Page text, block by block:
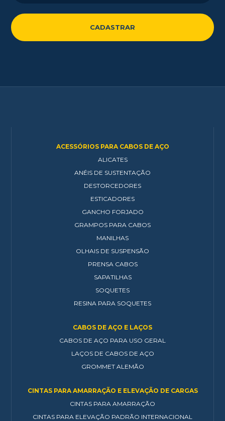
ACESSÓRIOS PARA CABOS DE AÇO
ALICATES
ANÉIS DE SUSTENTAÇÃO
DESTORCEDORES
ESTICADORES
GANCHO FORJADO
GRAMPOS PARA CABOS
MANILHAS
OLHAIS DE SUSPENSÃO
PRENSA CABOS
SAPATILHAS
SOQUETES
RESINA PARA SOQUETES
CABOS DE AÇO E LAÇOS
CABOS DE AÇO PARA USO GERAL
LAÇOS DE CABOS DE AÇO
GROMMET ALEMÃO
CINTAS PARA AMARRAÇÃO E ELEVAÇÃO DE CARGAS
CINTAS PARA AMARRAÇÃO
CINTAS PARA ELEVAÇÃO PADRÃO INTERNACIONAL